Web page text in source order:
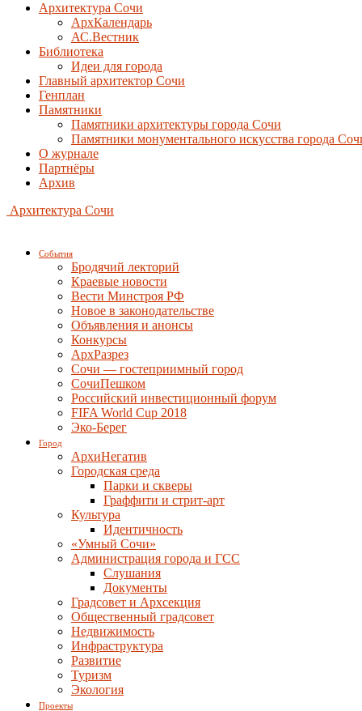
Архитектура Сочи
АрхКалендарь
АС.Вестник
Библиотека
Идеи для города
Главный архитектор Сочи
Генплан
Памятники
Памятники архитектуры города Сочи
Памятники монументального искусства города
О журнале
Партнёры
Архив
Архитектура Сочи
События
Бродячий лекторий
Краевые новости
Вести Минстроя РФ
Новое в законодательстве
Объявления и анонсы
Конкурсы
АрхРазрез
Сочи — гостеприимный город
СочиПешком
Российский инвестиционный форум
FIFA World Cup 2018
Эко-Берег
Город
АрхиНегатив
Городская среда
Парки и скверы
Граффити и стрит-арт
Культура
Идентичность
«Умный Сочи»
Администрация города и ГСС
Слушания
Документы
Градсовет и Архсекция
Общественный градсовет
Недвижимость
Инфраструктура
Развитие
Туризм
Экология
Проекты